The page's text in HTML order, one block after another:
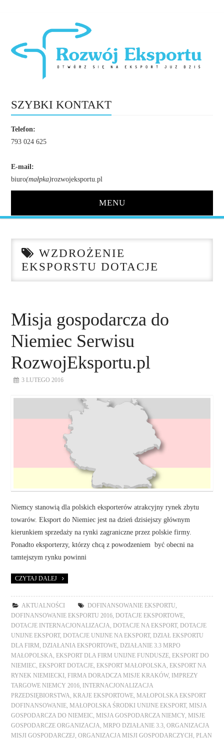
SZYBKI KONTAKT
Telefon:
793 024 625
E-mail:
biuro(małpka)rozwojeksportu.pl
MENU
O NAS
DORADZTWO
PLAN ROZWOJU EKSPORTU
PROEXIO
WZDROŻENIE
EKSPORSTU DOTACJE
Misja gospodarcza do
Niemiec Serwisu
RozwojEksportu.pl
3 LUTEGO 2016
Niemcy stanowią dla polskich eksporterów atrakcyjny rynek zbytu
towarów. Eksport do Niemiec jest na dzień dzisiejszy głównym
kierunkiem sprzedaży na rynki zagraniczne przez polskie firmy.
Ponadto eksporterzy, którzy chcą z powodzeniem być obecni na
tamtejszym rynku powinni
CZYTAJ DALEJ
AKTUALNOŚCI DOFINANSOWANIE EKSPORTU
DOFINANSOWANIE EKSPORTU 2016
DOTACJE EKSPORTOWE
DOTACJE INTERNACJONALIZACJA
DOTACJE NA EKSPORT,
DOTACJE
UNIJNE EKSPORT, DOTACJE UNIJNE NA EKSPORT,
DZIAŁ EKSPORTU
DLA FIRM
DZIAŁANIA EKSPORTOWE
DZIAŁANIE 3.3 MRPO
MAŁOPOLSKA
EKSPORT DLA FIRM UNIJNE FUNDUSZE
EKSPORT DO
NIEMIEC
EKSPORT DOTACJE EKSPORT MAŁOPOLSKA
EKSPORT NA
RYNEK NIEMIECKI
FIRMA DORADCZA MISJE KRAKÓW,
IMPREZY
TARGOWE NIEMCY 2016
INTERNACJONALIZACJA
PRZEDSIĘBIORSTWA
KRAJE EKSPORTOWE
MAŁOPOLSKA EKSPORT
DOFINANSOWANIE
MAŁOPOLSKA ŚRODKI UNIJNE EKSPORT, MISJA
GOSPODARCZA DO NIEMEIC
MISJA GOSPODARCZA NIEMCY
MISJE
GOSPODARCZE ORGANIZACJA
MRPO DZIAŁANIE 3.3 ,ORGANIZACJA
MISJI GOSPODARCZEJ ,ORGANIZACJA MISJI GOSPODARCZYCH
PLAN